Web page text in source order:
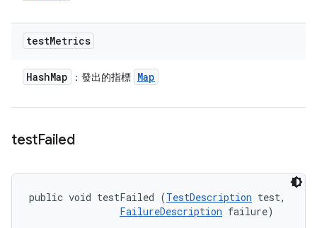
testMetrics
HashMap ：發出的指標 Map
testFailed
public void testFailed (TestDescription test,
FailureDescription failure)